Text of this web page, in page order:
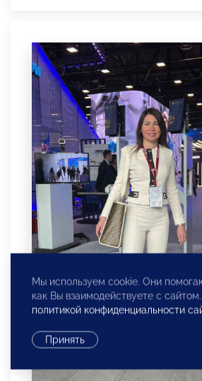
Мы используем cookie. Они
как Вы взаимодействуете с
политикой конфиденциальности
Принять